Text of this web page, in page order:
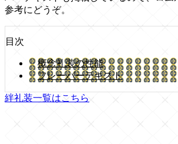
参考にどうぞ。
目次
概念礼装の性能
フレーバーテキスト
絆礼装一覧はこちら